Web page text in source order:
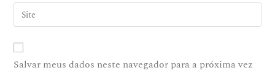
Salvar meus dados neste navegador para a próxima vez